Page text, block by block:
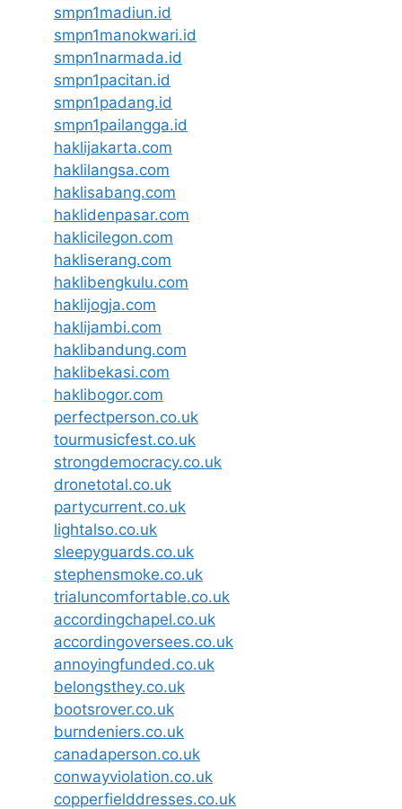
smpn1madiun.id
smpn1manokwari.id
smpn1narmada.id
smpn1pacitan.id
smpn1padang.id
smpn1pailangga.id
haklijakarta.com
haklilangsa.com
haklisabang.com
haklidenpasar.com
haklicilegon.com
hakliserang.com
haklibengkulu.com
haklijogja.com
haklijambi.com
haklibandung.com
haklibekasi.com
haklibogor.com
perfectperson.co.uk
tourmusicfest.co.uk
strongdemocracy.co.uk
dronetotal.co.uk
partycurrent.co.uk
lightalso.co.uk
sleepyguards.co.uk
stephensmoke.co.uk
trialuncomfortable.co.uk
accordingchapel.co.uk
accordingoversees.co.uk
annoyingfunded.co.uk
belongsthey.co.uk
bootsrover.co.uk
burndeniers.co.uk
canadaperson.co.uk
conwayviolation.co.uk
copperfielddresses.co.uk